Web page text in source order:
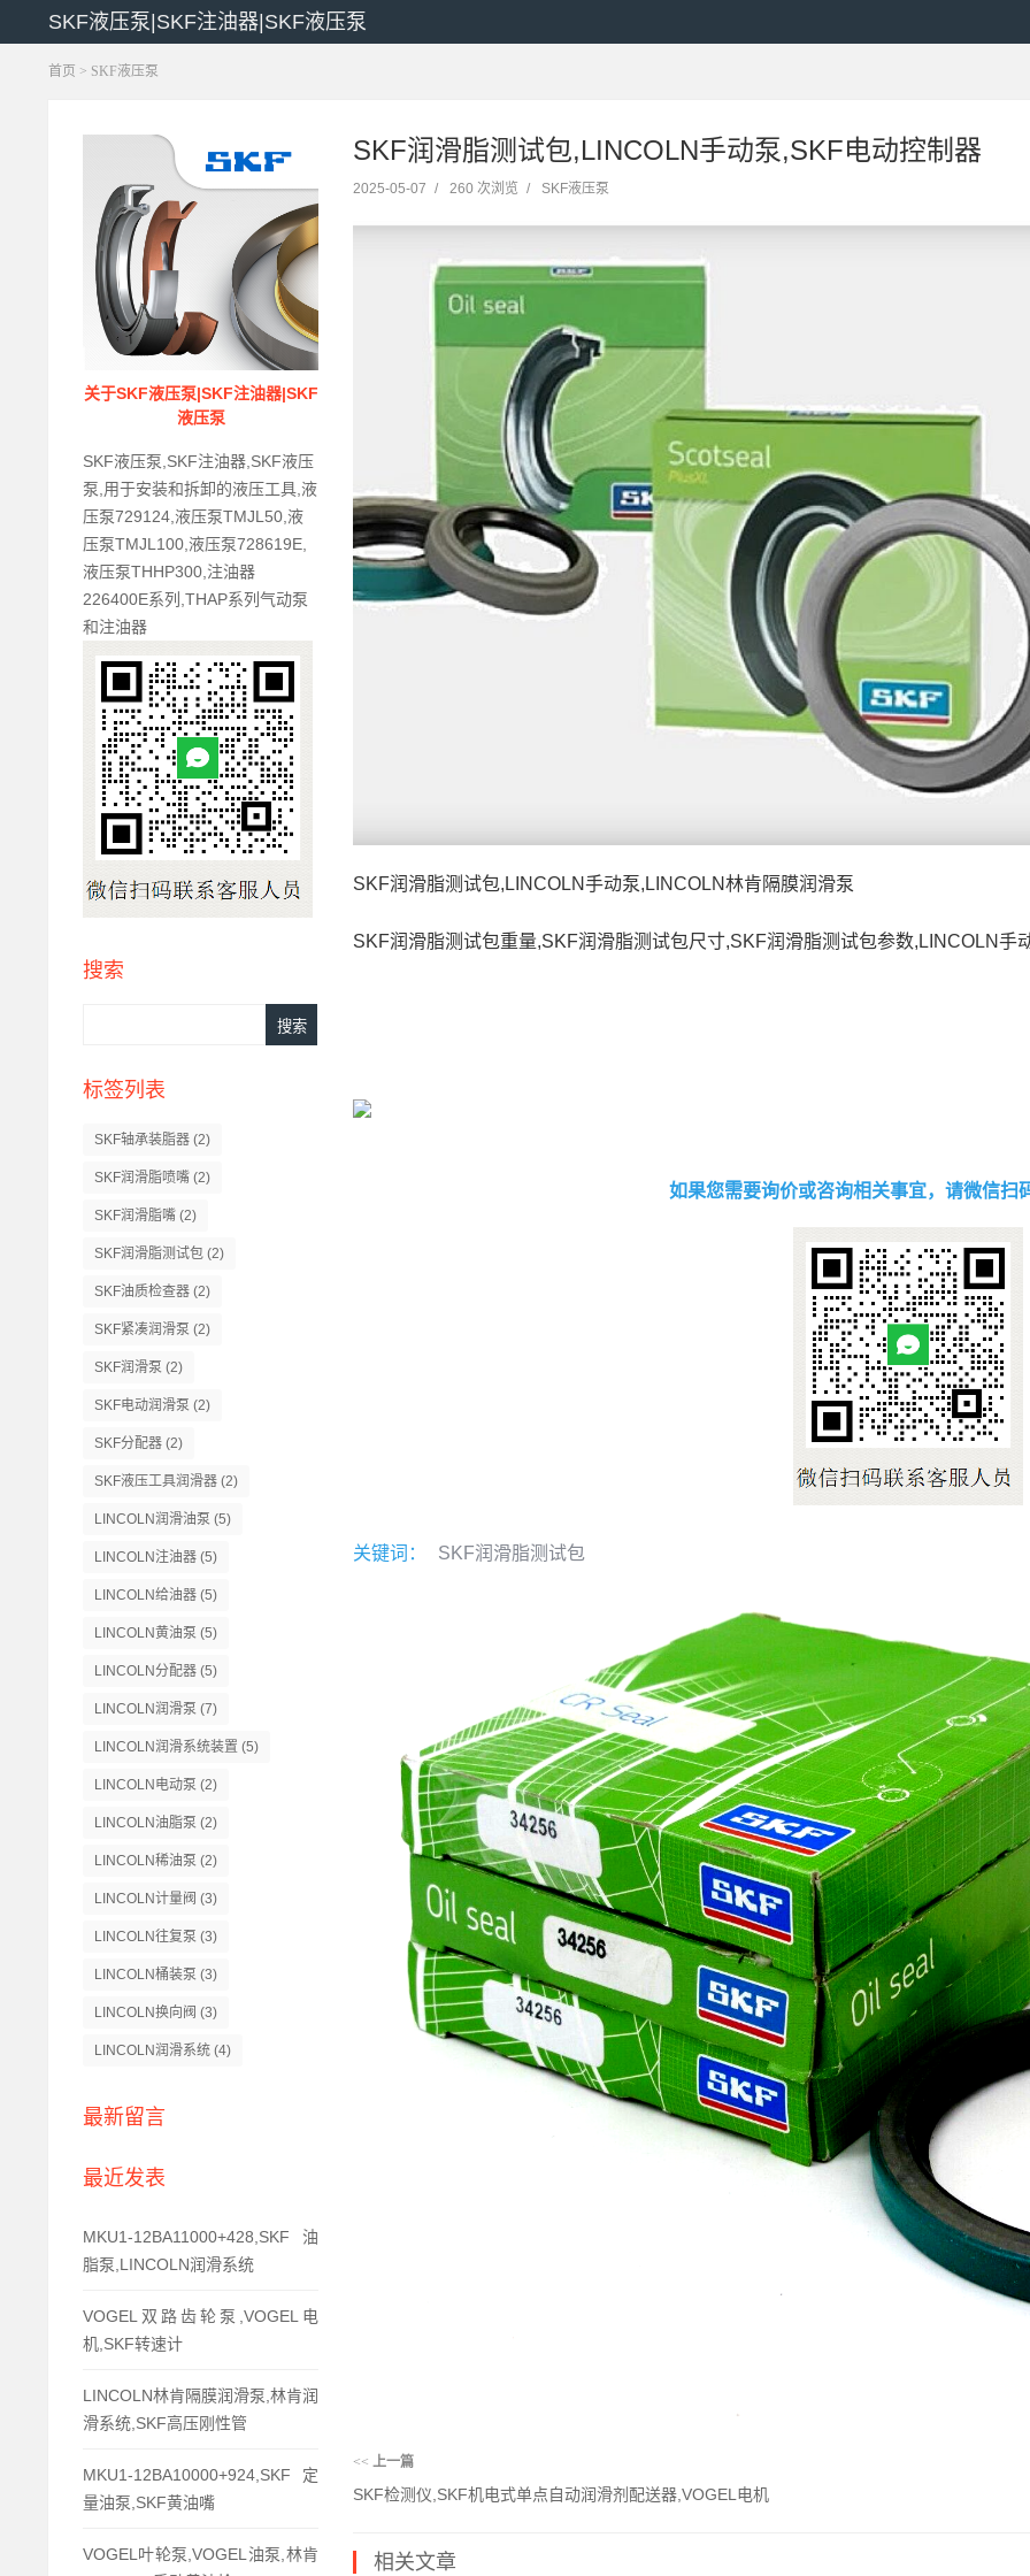
SKF液压泵|SKF注油器|SKF液压泵
首页 > SKF液压泵
关于SKF液压泵|SKF注油器|SKF
液压泵
SKF液压泵,SKF注油器,SKF液压
泵,用于安装和拆卸的液压工具,液
压泵729124,液压泵TMJL50,液
压泵TMJL100,液压泵728619E,
液压泵THHP300,注油器
226400E系列,THAP系列气动泵
和注油器
搜索
标签列表
SKF轴承装脂器 (2)
SKF润滑脂喷嘴 (2)
SKF润滑脂嘴 (2)
SKF润滑脂测试包 (2)
SKF油质检查器 (2)
SKF紧凑润滑泵 (2)
SKF润滑泵 (2)
SKF电动润滑泵 (2)
SKF分配器 (2)
SKF液压工具润滑器 (2)
LINCOLN润滑油泵 (5)
LINCOLN注油器 (5)
LINCOLN给油器 (5)
LINCOLN黄油泵 (5)
LINCOLN分配器 (5)
LINCOLN润滑泵 (7)
LINCOLN润滑系统装置 (5)
LINCOLN电动泵 (2)
LINCOLN油脂泵 (2)
LINCOLN稀油泵 (2)
LINCOLN计量阀 (3)
LINCOLN往复泵 (3)
LINCOLN桶装泵 (3)
LINCOLN换向阀 (3)
LINCOLN润滑系统 (4)
最新留言
最近发表
MKU1-12BA11000+428,SKF油
脂泵,LINCOLN润滑系统
VOGEL双路齿轮泵,VOGEL电
机,SKF转速计
LINCOLN林肯隔膜润滑泵,林肯润
滑系统,SKF高压刚性管
MKU1-12BA10000+924,SKF定
量油泵,SKF黄油嘴
VOGEL叶轮泵,VOGEL油泵,林肯
SKF润滑脂测试包,LINCOLN手动泵,SKF电动控制器
2025-05-07 / 260 次浏览 / SKF液压泵
SKF润滑脂测试包,LINCOLN手动泵,LINCOLN林肯隔膜润滑泵
SKF润滑脂测试包重量,SKF润滑脂测试包尺寸,SKF润滑脂测试包参数,LINCOLN手
如果您需要询价或咨询相关事宜，请微信扫
关键词： SKF润滑脂测试包
<< 上一篇
SKF检测仪,SKF机电式单点自动润滑剂配送器,VOGEL电机
相关文章